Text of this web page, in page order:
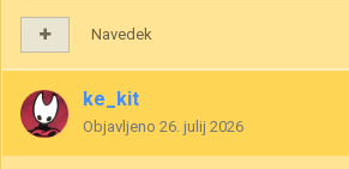
Navedek
ke_kit
Objavljeno 26. julij 2026